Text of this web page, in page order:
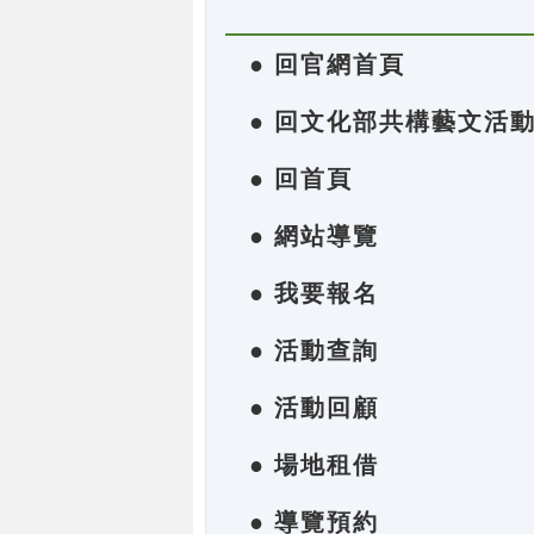
● 回官網首頁
● 回文化部共構藝文活
● 回首頁
● 網站導覽
● 我要報名
● 活動查詢
● 活動回顧
● 場地租借
● 導覽預約